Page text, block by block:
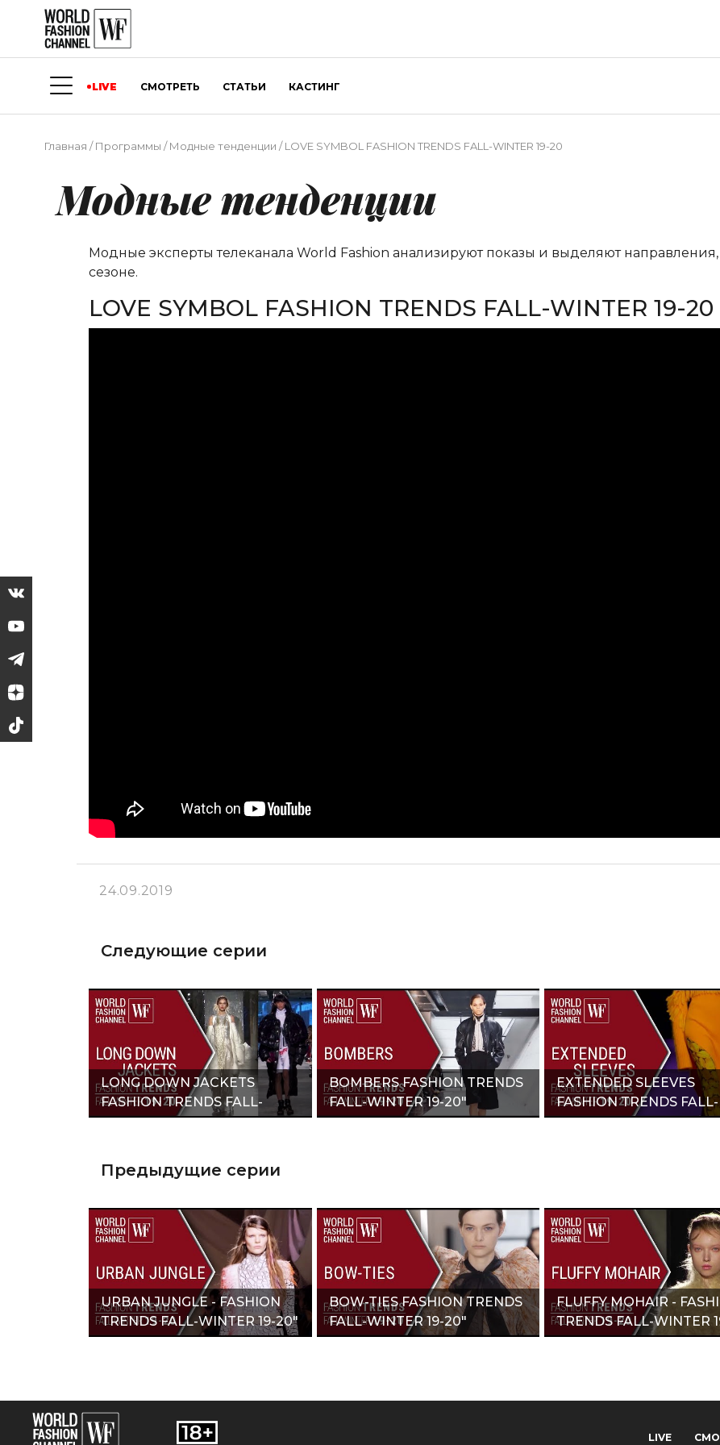
LIVE СМОТРЕТЬ СТАТЬИ КАСТИНГ
Главная /Программы /Модные тенденции /LOVE SYMBOL FASHION TRENDS FALL-WINTER 19-20
Модные тенденции
Модные эксперты телеканала World Fashion анализируют показы и выделяют
сезоне.
LOVE SYMBOL FASHION TRENDS FALL-WINTER 19-20
24.09.2019
Следующие серии
LONG DOWN JACKETS
FASHION TRENDS FALL-
WINTER 19-20"
BOMBERS FASHION TRENDS
FALL-WINTER 19-20"
EXTENDED SLEEVES
FASHION TRENDS FALL-
WINTER 19-20"
Предыдущие серии
URBAN JUNGLE - FASHION
TRENDS FALL-WINTER 19-20"
BOW-TIES FASHION TRENDS
FALL-WINTER 19-20"
FLUFFY MOHAIR -
TRENDS FALL-WINTER
LIVE